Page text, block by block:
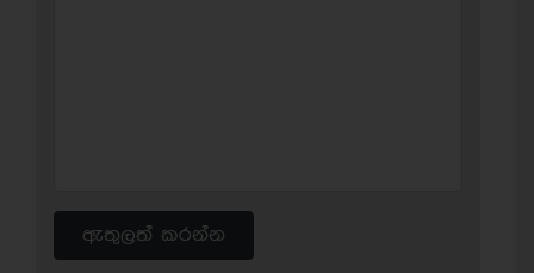
ඇතුලත් කරන්න